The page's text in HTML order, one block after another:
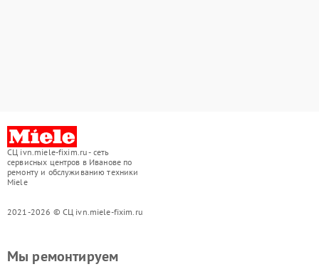
СЦ ivn.miele-fixim.ru - сеть
сервисных центров в Иванове по
ремонту и обслуживанию техники
Miele
2021-2026 © СЦ ivn.miele-fixim.ru
Мы ремонтируем